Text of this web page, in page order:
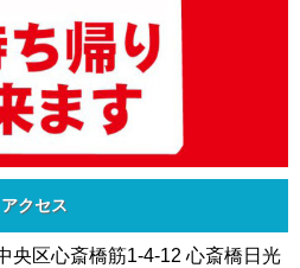
アクセス
央区心斎橋筋1-4-12 心斎橋日光